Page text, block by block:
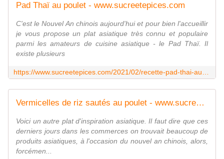
Pad Thaï au poulet - www.sucreetepices.com
C'est le Nouvel An chinois aujourd'hui et pour bien l'accueillir
je vous propose un plat asiatique très connu et populaire
parmi les amateurs de cuisine asiatique - le Pad Thaï. Il
existe plusieurs
Vermicelles de riz sautés au poulet - www.sucreetepices.com
Voici un autre plat d'inspiration asiatique. Il faut dire que ces
derniers jours dans les commerces on trouvait beaucoup de
produits asiatiques, à l'occasion du nouvel an chinois, alors,
forcémen...